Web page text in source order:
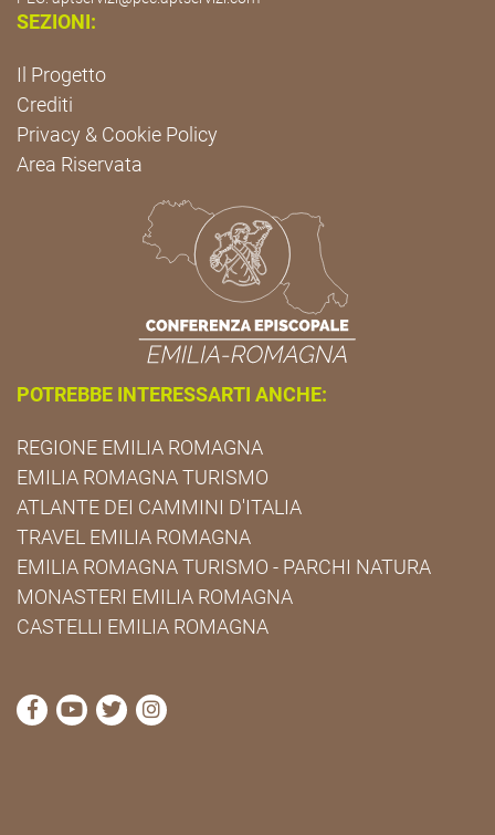
SEZIONI:
Il Progetto
Crediti
Privacy & Cookie Policy
Area Riservata
POTREBBE INTERESSARTI ANCHE:
REGIONE EMILIA ROMAGNA
EMILIA ROMAGNA TURISMO
ATLANTE DEI CAMMINI D'ITALIA
TRAVEL EMILIA ROMAGNA
EMILIA ROMAGNA TURISMO - PARCHI NATURA
MONASTERI EMILIA ROMAGNA
CASTELLI EMILIA ROMAGNA
visita la pagina Facebook di Cammini Emilia-
visita la pagina YouTube di Cammini Emilia-
visita la pagina Twitter di Cammini Emilia-
visita la pagina Instagram di Cammini